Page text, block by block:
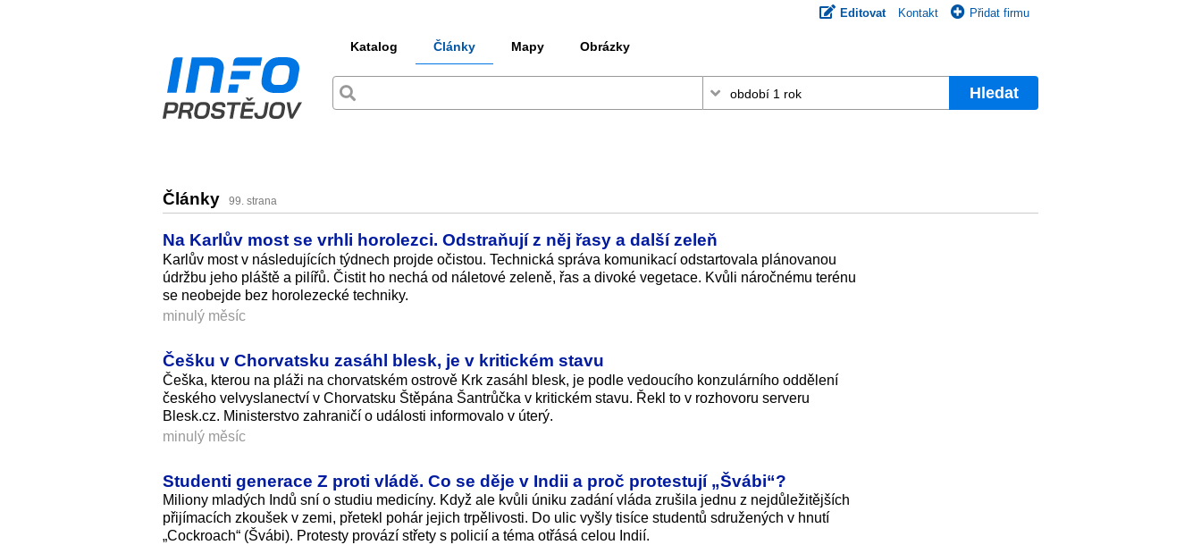
Editovat Kontakt Přidat firmu
Katalog Články Mapy Obrázky
Hledat
Články 99. strana
Na Karlův most se vrhli horolezci. Odstraňují z něj řasy a další zeleň
Karlův most v následujících týdnech projde očistou. Technická správa komunikací odstartovala plánovanou
údržbu jeho pláště a pilířů. Čistit ho nechá od náletové zeleně, řas a divoké vegetace. Kvůli náročnému terénu
se neobejde bez horolezecké techniky.
minulý měsíc
Češku v Chorvatsku zasáhl blesk, je v kritickém stavu
Češka, kterou na pláži na chorvatském ostrově Krk zasáhl blesk, je podle vedoucího konzulárního oddělení
českého velvyslanectví v Chorvatsku Štěpána Šantrůčka v kritickém stavu. Řekl to v rozhovoru serveru
Blesk.cz. Ministerstvo zahraničí o události informovalo v úterý.
minulý měsíc
Studenti generace Z proti vládě. Co se děje v Indii a proč protestují „Švábi“?
Miliony mladých Indů sní o studiu medicíny. Když ale kvůli úniku zadání vláda zrušila jednu z nejdůležitějších
přijímacích zkoušek v zemi, přetekl pohár jejich trpělivosti. Do ulic vyšly tisíce studentů sdružených v hnutí
„Cockroach“ (Švábi). Protesty provází střety s policií a téma otřásá celou Indií.